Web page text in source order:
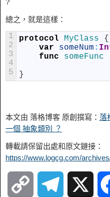
?
總之，就是這樣：
1
2
3
4
5
protocol MyClass
{
var
someNum :
func
someFunc
}
本文由 落格博客 原創撰寫： 落
一個 抽象類別 ？
轉載請保留出處和原文鏈接：
https://www.logcg.com/